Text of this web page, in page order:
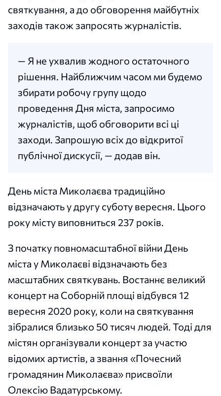
святкування, а до обговорення майбутніх
заходів також запросять журналістів.
— Я не ухвалив жодного остаточного
рішення. Найближчим часом ми будемо
збирати робочу групу щодо
проведення Дня міста, запросимо
журналістів, щоб обговорити всі ці
заходи. Запрошую всіх до відкритої
публічної дискусії, — додав він.
День міста Миколаєва традиційно
відзначають у другу суботу вересня. Цього
року місту виповниться 237 років.
З початку повномасштабної війни День
міста у Миколаєві відзначають без
масштабних святкувань. Востаннє великий
концерт на Соборній площі відбувся 12
вересня 2020 року, коли на святкування
зібралися близько 50 тисяч людей. Тоді для
містян організували концерт за участю
відомих артистів, а звання «Почесний
громадянин Миколаєва» присвоїли
Олексію Вадатурському.